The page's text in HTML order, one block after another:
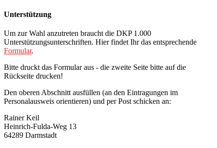
Unterstützung
Um zur Wahl anzutreten braucht die DKP 1.000
Unterstützungsunterschriften. Hier findet Ihr das entsprechende
Formular.
Bitte druckt das Formular aus - die zweite Seite bitte auf die
Rückseite drucken!
Den oberen Abschnitt ausfüllen (an den Eintragungen im
Personalausweis orientieren) und per Post schicken an:
Rainer Keil
Heinrich-Fulda-Weg 13
64289 Darmstadt